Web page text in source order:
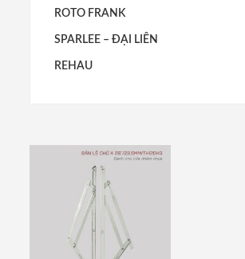
ROTO FRANK
SPARLEE – ĐẠI LIÊN
REHAU